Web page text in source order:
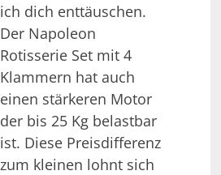
ich dich enttäuschen.
Der Napoleon
Rotisserie Set mit 4
Klammern hat auch
einen stärkeren Motor
der bis 25 Kg belastbar
ist. Diese Preisdifferenz
zum kleinen lohnt sich